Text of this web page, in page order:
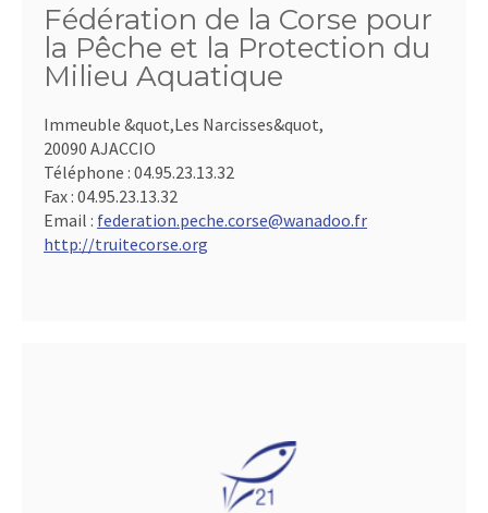
Fédération de la Corse pour
la Pêche et la Protection du
Milieu Aquatique
Immeuble &quot,Les Narcisses&quot,
20090 AJACCIO
Téléphone : 04.95.23.13.32
Fax : 04.95.23.13.32
Email : federation.peche.corse@wanadoo.fr
http://truitecorse.org